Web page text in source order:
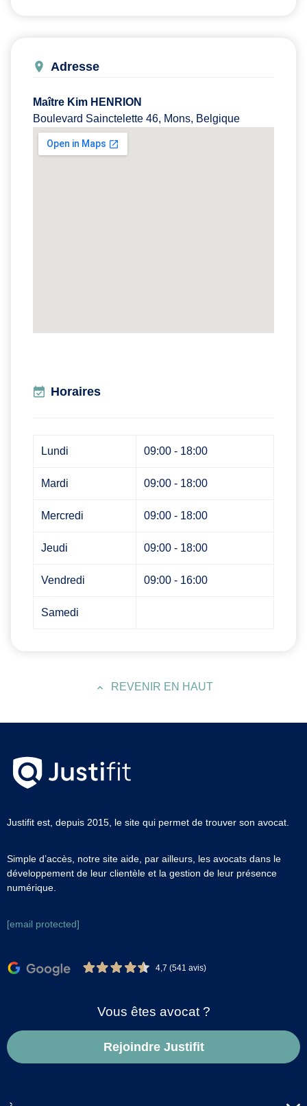
Adresse
Maître Kim HENRION
Boulevard Sainctelette 46, Mons, Belgique
Horaires
Lundi 09:00 - 18:00
Mardi 09:00 - 18:00
Mercredi 09:00 - 18:00
Jeudi 09:00 - 18:00
Vendredi 09:00 - 16:00
Samedi
REVENIR EN HAUT
Justifit est, depuis 2015, le site qui permet de trouver son avocat.
Simple d’accès, notre site aide, par ailleurs, les avocats dans le
développement de leur clientèle et la gestion de leur présence
numérique.
[email protected]
4,7 (541 avis)
Vous êtes avocat ?
Rejoindre Justifit